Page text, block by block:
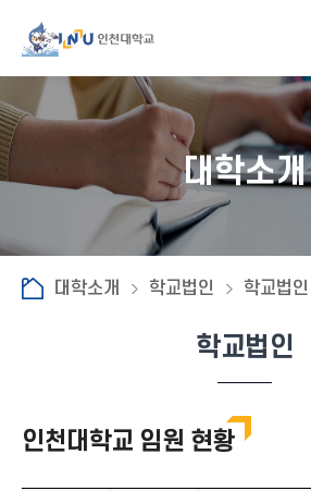
대학소개
대학소개 학교법인 학교법인
학교법인
인천대학교 임원 현황